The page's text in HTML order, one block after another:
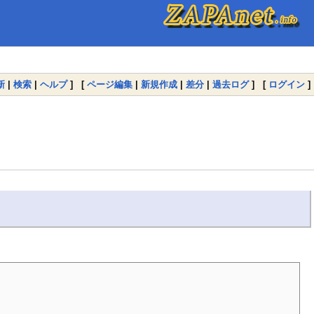
| 検索 | ヘルプ] [ ページ編集 | 新規作成 | 差分 | 過去ログ] [ ログイン ]